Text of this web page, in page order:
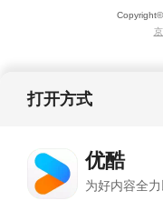
Copyright©
打开方式
优酷
为好内容全力